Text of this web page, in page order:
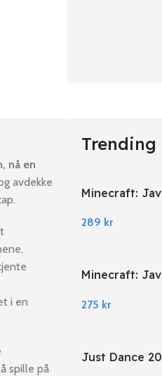
nå en
avdekke
i en
spille på
Trending
Minecraft:
289 kr
Minecraft:
275 kr
Just Dance